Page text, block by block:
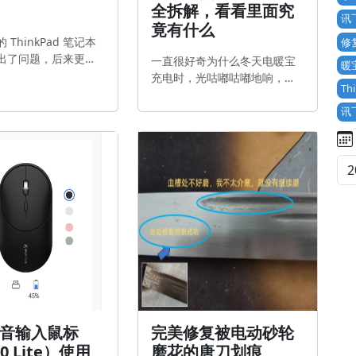
ThinkPad 笔记本
了问题，后来更换
配器时，发现充电
经充满，此时主要
由于我平时
着电源使用笔记
多数时候处于满电
通常看到的都是白
全拆解，看看里面究
竟有什么
一直很好奇为什么冬天电暖宝
充电时，光咕嘟咕嘟地响，就
宝，给大家看看里面究竟有什
么。我直接录成视频了，大家
可以看视频。
https://www.bilibili.com/vide
o/BV127zjBpEbP?t=12.0 根据
B站上的朋友uy76n的专业回
复： 这种是电极式暖水袋，靠
水当导体来短路加热，完全省
掉了加热体，为了加强水的导
电，水里面还会添加额外的东
西，（就
输入鼠标
完美修复被电动砂轮
讯
修
暖
讯